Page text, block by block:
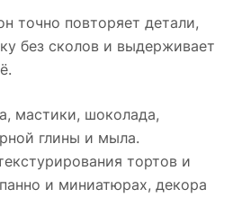
точно повторяет детали,
без сколов и выдерживает
мастики, шоколада,
глины и мыла.
тортов и
и миниатюрах, декора